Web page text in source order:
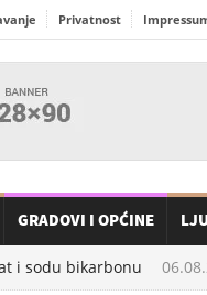
Privatnost
GRADOVI I OPĆINE
sodu bikarbonu